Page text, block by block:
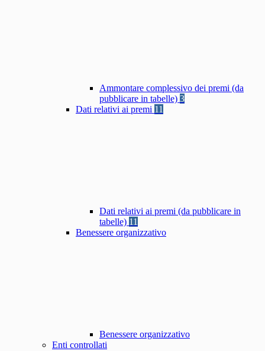
Ammontare complessivo dei premi (da
pubblicare in tabelle) 3
Dati relativi ai premi 11
Dati relativi ai premi (da pubblicare in
tabelle) 11
Benessere organizzativo
Benessere organizzativo
Enti controllati